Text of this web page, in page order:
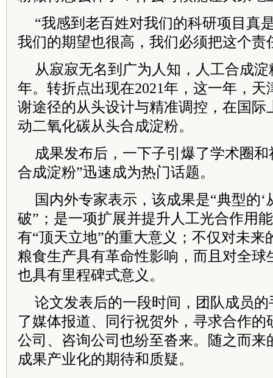
“我感到老百姓对我们的科研项目真
我们的期望也很高，我们必须把这个责
从寂寂无名到广为人知，人工合成
年。转折点出现在2021年，这一年，
谢途径的从头设计与精准调控，在国际
动二氧化碳从头合成淀粉。
成果发布后，一下子引爆了学术圈
合成淀粉”迅速成为热门话题。
国内外专家表示，该成果是“典型的‘
破”；是一项扩展并提升人工光合作用
有“顶天立地”的重大意义；不仅对未来
粮食生产具有革命性影响，而且对全球
也具有里程碑式意义。
论文发表后的一段时间，团队成员
了媒体报道、同行祝贺外，寻求合作的
公司、咨询公司也纷至沓来。随之而来
成果产业化的期待和质疑。